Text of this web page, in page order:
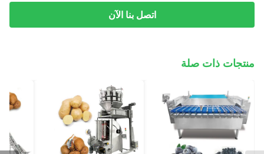
اتصل بنا الآن
منتجات ذات صلة